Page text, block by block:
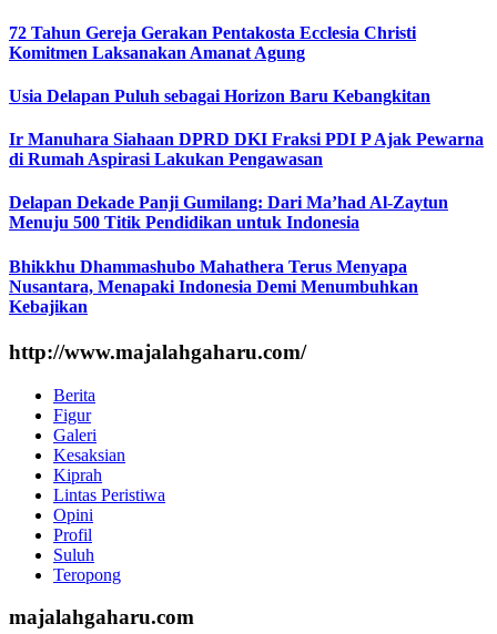
72 Tahun Gereja Gerakan Pentakosta Ecclesia Christi
Komitmen Laksanakan Amanat Agung
Usia Delapan Puluh sebagai Horizon Baru Kebangkitan
Ir Manuhara Siahaan DPRD DKI Fraksi PDI P Ajak Pewarna
di Rumah Aspirasi Lakukan Pengawasan
Delapan Dekade Panji Gumilang: Dari Ma’had Al-Zaytun
Menuju 500 Titik Pendidikan untuk Indonesia
Bhikkhu Dhammashubo Mahathera Terus Menyapa
Nusantara, Menapaki Indonesia Demi Menumbuhkan
Kebajikan
http://www.majalahgaharu.com/
Berita
Figur
Galeri
Kesaksian
Kiprah
Lintas Peristiwa
Opini
Profil
Suluh
Teropong
majalahgaharu.com